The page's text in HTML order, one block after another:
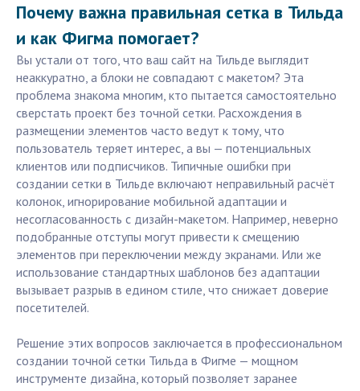
Почему важна правильная сетка в Тильда
и как Фигма помогает?
Вы устали от того, что ваш сайт на Тильде выглядит
неаккуратно, а блоки не совпадают с макетом? Эта
проблема знакома многим, кто пытается самостоятельно
сверстать проект без точной сетки. Расхождения в
размещении элементов часто ведут к тому, что
пользователь теряет интерес, а вы — потенциальных
клиентов или подписчиков. Типичные ошибки при
создании сетки в Тильде включают неправильный расчёт
колонок, игнорирование мобильной адаптации и
несогласованность с дизайн-макетом. Например, неверно
подобранные отступы могут привести к смещению
элементов при переключении между экранами. Или же
использование стандартных шаблонов без адаптации
вызывает разрыв в едином стиле, что снижает доверие
посетителей.
Решение этих вопросов заключается в профессиональном
создании точной сетки Тильда в Фигме — мощном
инструменте дизайна, который позволяет заранее